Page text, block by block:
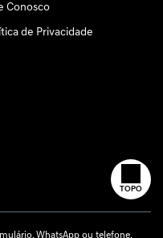
TOPO
Conosco
de Privacidade
WhatsApp ou telefone.